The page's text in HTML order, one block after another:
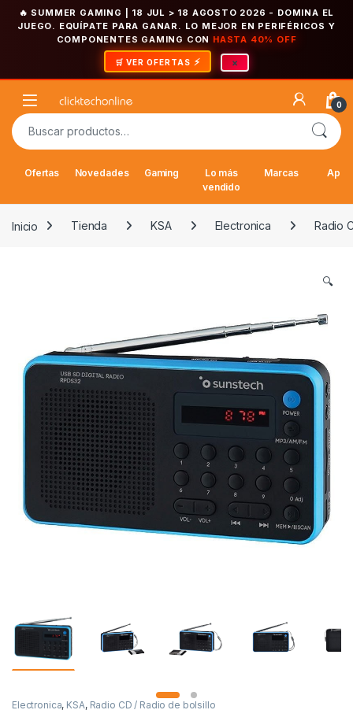
🔥 SUMMER GAMING | 18 JUL > 18 AGOSTO 2026 - DOMINA EL
JUEGO. EQUÍPATE PARA GANAR. LO MEJOR EN PERIFÉRICOS Y
COMPONENTES GAMING CON HASTA 40% OFF
🛒 VER OFERTAS ×
Open 0
Buscar por:
Ofertas Novedades Gaming
Lo más
vendido
Marcas
Inicio Tienda KSA Electronica Radio
🔍
Electronica, KSA, Radio CD / Radio de bolsillo